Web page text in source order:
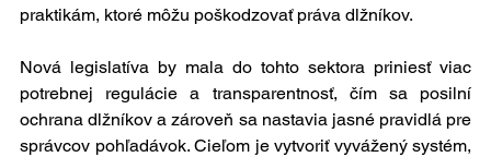
praktikám, ktoré môžu poškodzovať práva dlžníkov.
Nová legislatíva by mala do tohto sektora priniesť viac
potrebnej regulácie a transparentnosť, čím sa posilní
ochrana dlžníkov a zároveň sa nastavia jasné pravidlá pre
správcov pohľadávok. Cieľom je vytvoriť vyvážený systém,